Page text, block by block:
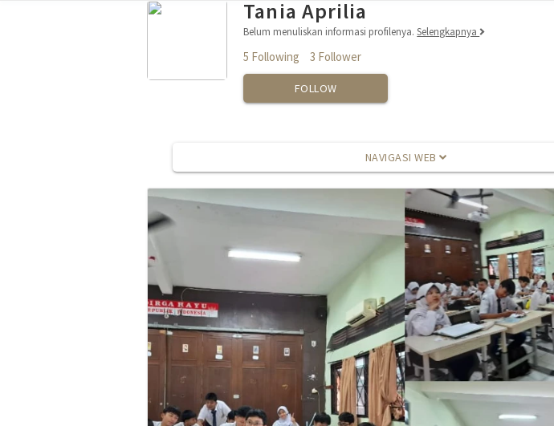
Tania Aprilia
Belum menuliskan informasi profilenya. Selengkapnya
5 Following 3 Follower
FOLLOW
NAVIGASI WEB